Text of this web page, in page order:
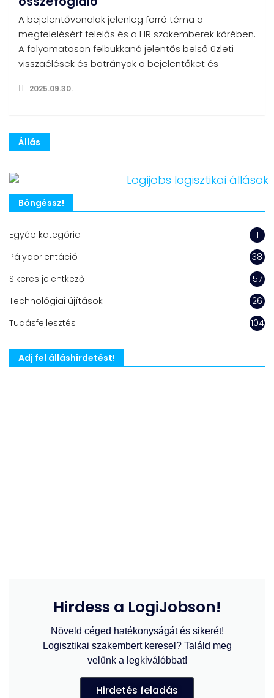
A bejelentővonalak jelenleg forró téma a
megfelelésért felelős és a HR szakemberek körében.
A folyamatosan felbukkanó jelentős belső üzleti
visszaélések és botrányok a bejelentőket és
2025.09.30.
Állás
Böngéssz!
Egyéb kategória
1
Pályaorientáció
38
Sikeres jelentkező
57
Technológiai újítások
26
Tudásfejlesztés
104
Adj fel álláshirdetést!
Hirdess a LogiJobson!
Növeld céged hatékonyságát és sikerét!
Logisztikai szakembert keresel? Találd meg
velünk a legkiválóbbat!
Hirdetés feladás